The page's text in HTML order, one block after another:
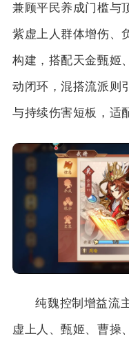
兼顾平民养成门槛与
紫虚上人群体增伤、
构建，搭配天金甄姬
动闭环，混搭流派则
与持续伤害短板，适
纯魏控制增益流
虚上人、甄姬、曹操